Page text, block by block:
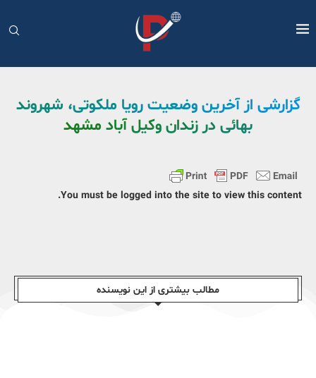
گزارشی از آخرین وضعیت رویا ملکوتی، شهروند
بهائی در زندان وکیل آباد مشهد
You must be logged into the site to view this content.
مطالب بیشتری از این نویسندە